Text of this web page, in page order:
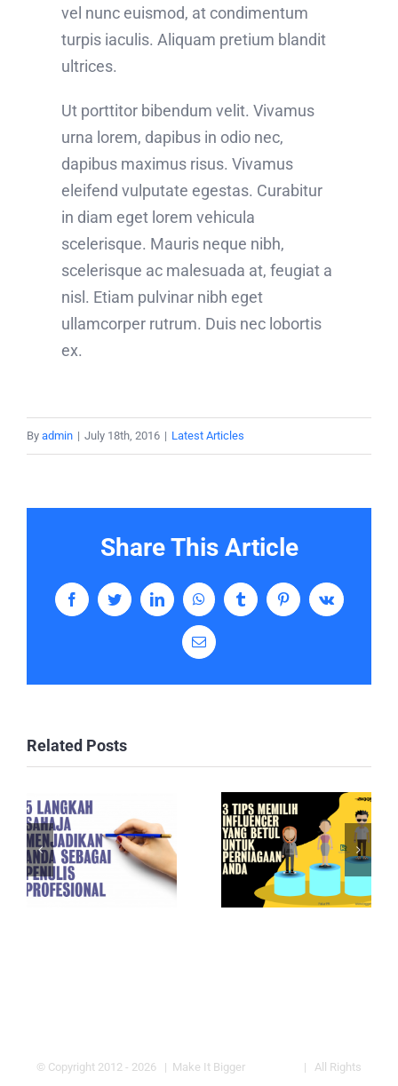
vel nunc euismod, at condimentum
turpis iaculis. Aliquam pretium blandit
ultrices.
Ut porttitor bibendum velit. Vivamus
urna lorem, dapibus in odio nec,
dapibus maximus risus. Vivamus
eleifend vulputate egestas. Curabitur
in diam eget lorem vehicula
scelerisque. Mauris neque nibh,
scelerisque ac malesuada at, feugiat a
nisl. Etiam pulvinar nibh eget
ullamcorper rutrum. Duis nec lobortis
ex.
By admin | July 18th, 2016 | Latest Articles
Share This Article
FacebookTwitterLinkedInWhatsAppTumblr PinterestVk
Email
Related Posts
© Copyright 2012 - 2026 | Make It Bigger | All Rights